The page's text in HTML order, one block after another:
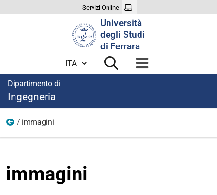
Servizi Online
Università
degli Studi
di Ferrara
Cambia lingua
Dipartimento di
Ingegneria
Corrosione e protezione dei materiali
immagini
immagini